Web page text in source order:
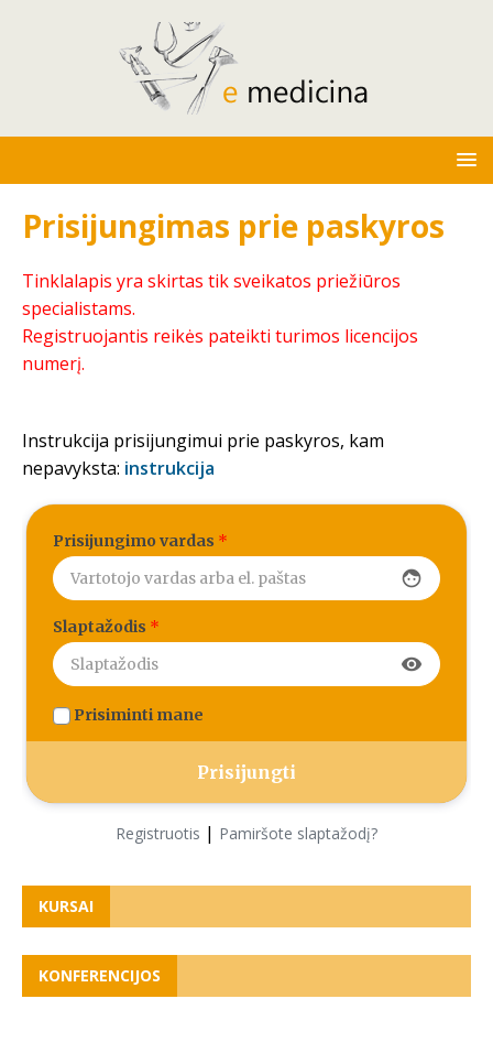
Prisijungimas prie paskyros
Tinklalapis yra skirtas tik sveikatos priežiūros
specialistams.
Registruojantis reikės pateikti turimos licencijos
numerį.
Instrukcija prisijungimui prie paskyros, kam
nepavyksta: instrukcija
Prisijungimo vardas *
face
Slaptažodis *
visibility
Prisiminti mane
Registruotis | Pamiršote slaptažodį?
KURSAI
KONFERENCIJOS